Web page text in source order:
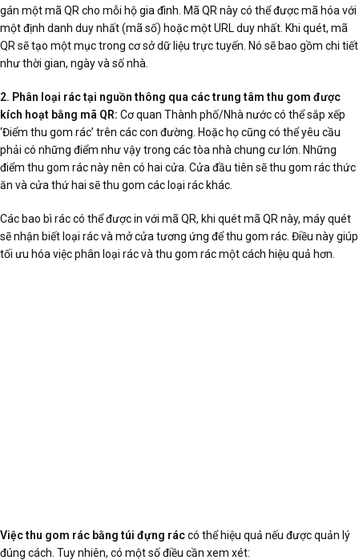
gán một mã QR cho mỗi hộ gia đình. Mã QR này có thể được mã hóa với
một định danh duy nhất (mã số) hoặc một URL duy nhất. Khi quét, mã
QR sẽ tạo một mục trong cơ sở dữ liệu trực tuyến. Nó sẽ bao gồm chi tiết
như thời gian, ngày và số nhà.
2. Phân loại rác tại nguồn thông qua các trung tâm thu gom được
kích hoạt bằng mã QR: Cơ quan Thành phố/Nhà nước có thể sắp xếp
‘Điểm thu gom rác’ trên các con đường. Hoặc họ cũng có thể yêu cầu
phải có những điểm như vậy trong các tòa nhà chung cư lớn. Những
điểm thu gom rác này nên có hai cửa. Cửa đầu tiên sẽ thu gom rác thức
ăn và cửa thứ hai sẽ thu gom các loại rác khác.
Các bao bì rác có thể được in với mã QR, khi quét mã QR này, máy quét
sẽ nhận biết loại rác và mở cửa tương ứng để thu gom rác. Điều này giúp
tối ưu hóa việc phân loại rác và thu gom rác một cách hiệu quả hơn.
Việc thu gom rác bằng túi đựng ráccó thể hiệu quả nếu được quản lý
đúng cách. Tuy nhiên, có một số điều cần xem xét: